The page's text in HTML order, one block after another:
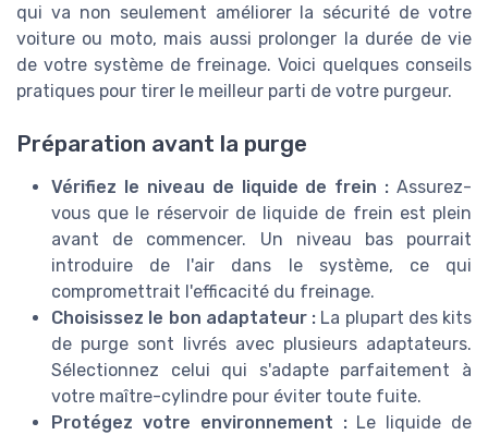
qui va non seulement améliorer la sécurité de votre
voiture ou moto, mais aussi prolonger la durée de vie
de votre système de freinage. Voici quelques conseils
pratiques pour tirer le meilleur parti de votre purgeur.
Préparation avant la purge
Vérifiez le niveau de liquide de frein : Assurez-
vous que le réservoir de liquide de frein est plein
avant de commencer. Un niveau bas pourrait
introduire de l'air dans le système, ce qui
compromettrait l'efficacité du freinage.
Choisissez le bon adaptateur : La plupart des kits
de purge sont livrés avec plusieurs adaptateurs.
Sélectionnez celui qui s'adapte parfaitement à
votre maître-cylindre pour éviter toute fuite.
Protégez votre environnement :Le liquide de